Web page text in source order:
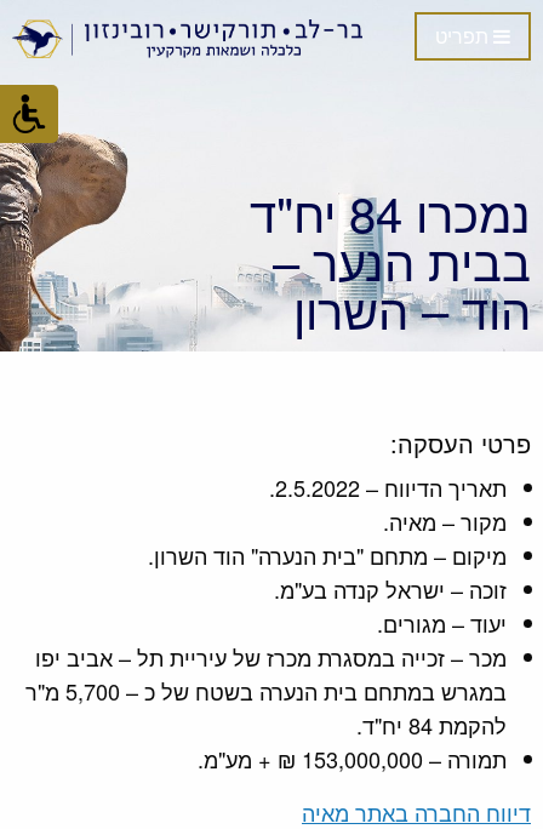
נמכרו 84 יח"ד
בבית הנער –
הוד – השרון
פרטי העסקה:
תאריך הדיווח – 2.5.2022.
מקור – מאיה.
מיקום – מתחם "בית הנערה" הוד השרון.
זוכה – ישראל קנדה בע"מ.
יעוד – מגורים.
מכר – זכייה במסגרת מכרז של עיריית תל – אביב יפו
במגרש במתחם בית הנערה בשטח של כ – 5,700 מ"ר
להקמת 84 יח"ד.
תמורה – 153,000,000 ₪ + מע"מ.
דיווח החברה באתר מאיה